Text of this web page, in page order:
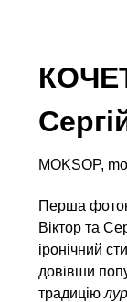
MOKSOP,
Перша
Віктор та
іронічний
довівши
традицію